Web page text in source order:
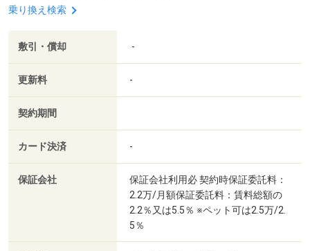
乗り換え検索
敷引・償却 -
更新料 -
契約期間
カード決済 -
保証会社
保証会社利用必 契約時保証委託料：
2.2万/月額保証委託料：賃料総額の
2.2％又は5.5％ ※ペット可は2.5万/2.
5％